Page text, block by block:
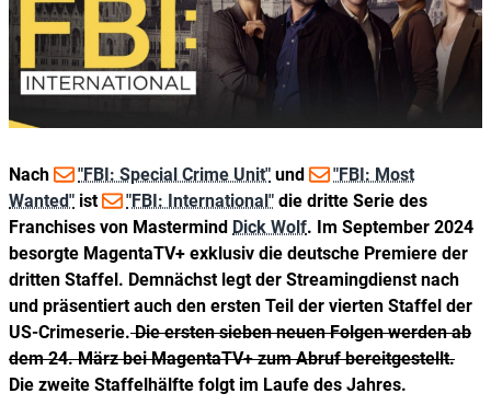
Nach "FBI: Special Crime Unit" und
"FBI: Most
Wanted" ist "FBI: International" die dritte Serie des
Franchises von Mastermind Dick Wolf. Im September 2024
besorgte MagentaTV+ exklusiv die deutsche Premiere der
dritten Staffel. Demnächst legt der Streamingdienst nach
und präsentiert auch den ersten Teil der vierten Staffel der
US-Crimeserie.Die ersten sieben neuen Folgen werden ab
dem 24. März bei MagentaTV+ zum Abruf bereitgestellt.
Die zweite Staffelhälfte folgt im Laufe des Jahres.